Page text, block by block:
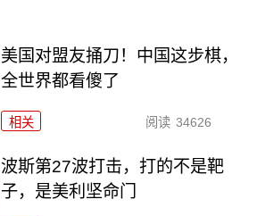
美国对盟友捅刀！中国这步棋，
全世界都看傻了
相关 阅读 34626
波斯第27波打击，打的不是靶
子，是美利坚命门